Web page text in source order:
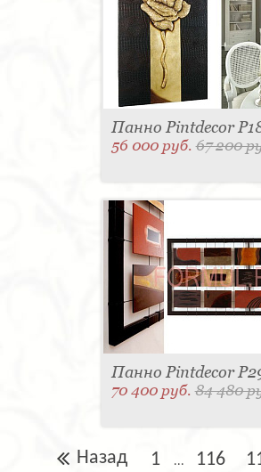
Панно Pintdecor
56 000 руб.67 200
Панно Pintdecor
70 400 руб.84 480
Назад 1 ... 116